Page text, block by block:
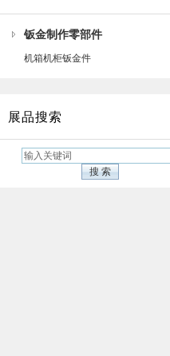
钣金制作零部件
机箱机柜钣金件
展品搜索